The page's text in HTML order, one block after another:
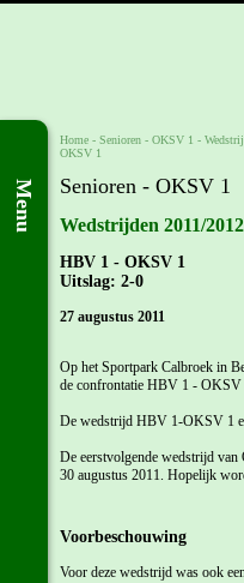
Menu
Home - Senioren - OKSV 1 -
OKSV 1
Senioren - OKSV 1
Wedstrijden 2011/2012
HBV 1 - OKSV 1
Uitslag: 2-0
27 augustus 2011
Op het Sportpark Calbroek in
de confrontatie HBV 1 - OKSV
De wedstrijd HBV 1-OKSV 1
De eerstvolgende wedstrijd
30 augustus 2011. Hopelijk
Voorbeschouwing
Voor deze wedstrijd was ook